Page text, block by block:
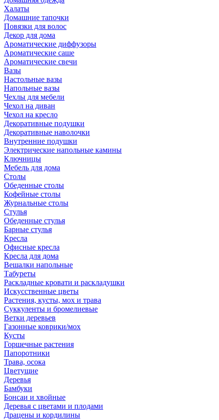
Халаты
Домашние тапочки
Повязки для волос
Декор для дома
Ароматические диффузоры
Ароматические саше
Ароматические свечи
Вазы
Настольные вазы
Напольные вазы
Чехлы для мебели
Чехол на диван
Чехол на кресло
Декоративные подушки
Декоративные наволочки
Внутренние подушки
Электрические напольные камины
Ключницы
Мебель для дома
Столы
Обеденные столы
Кофейные столы
Журнальные столы
Стулья
Обеденные стулья
Барные стулья
Кресла
Офисные кресла
Кресла для дома
Вешалки напольные
Табуреты
Раскладные кровати и раскладушки
Искусственные цветы
Растения, кусты, мох и трава
Суккуленты и бромелиевые
Ветки деревьев
Газонные коврики/мох
Кусты
Горшечные растения
Папоротники
Трава, осока
Цветущие
Деревья
Бамбуки
Бонсаи и хвойные
Деревья с цветами и плодами
Драцены и кордилины